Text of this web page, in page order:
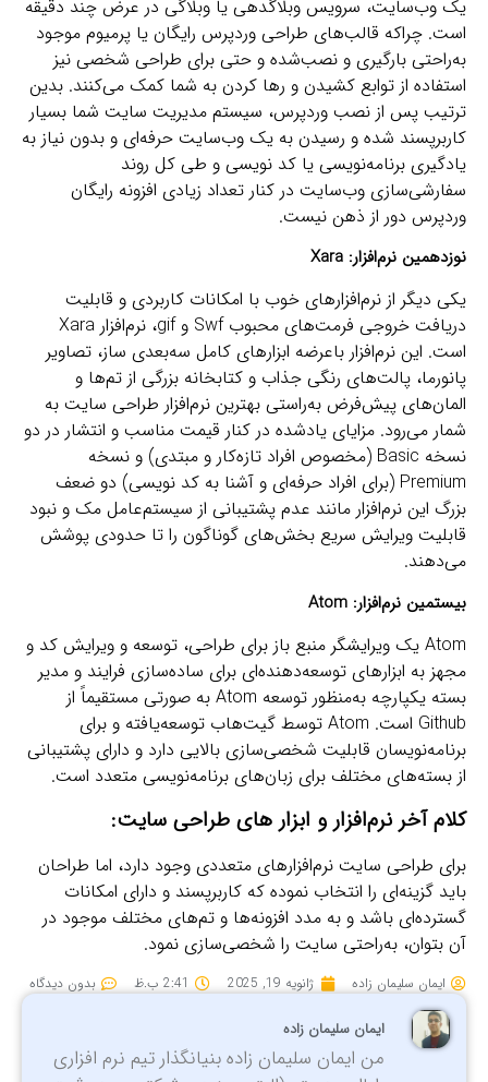
یک وب‌سایت، سرویس وبلاگدهی یا وبلاگی در عرض چند دقیقه
است. چراکه قالب‌های طراحی وردپرس رایگان یا پرمیوم موجود
به‌راحتی بارگیری و نصب‌شده و حتی برای طراحی شخصی نیز
استفاده از توابع کشیدن و رها کردن به شما کمک می‌کنند. بدین
ترتیب پس از نصب وردپرس، سیستم مدیریت سایت شما بسیار
کاربرپسند شده و رسیدن به یک وب‌سایت حرفه‌ای و بدون نیاز به
یادگیری برنامه‌نویسی یا کد نویسی و طی کل روند
سفارشی‌سازی وب‌سایت در کنار تعداد زیادی افزونه رایگان
وردپرس دور از ذهن نیست.
نوزدهمین نرم‌افزار: Xara
یکی دیگر از نرم‌افزارهای خوب با امکانات کاربردی و قابلیت
دریافت خروجی فرمت‌های محبوب Swf و gif، نرم‌افزار Xara
است. این نرم‌افزار باعرضه ابزارهای کامل سه‌بعدی ساز، تصاویر
پانورما، پالت‌های رنگی جذاب و کتابخانه بزرگی از تم‌ها و
المان‌های پیش‌فرض به‌راستی بهترین نرم‌افزار طراحی سایت به
شمار می‌رود. مزایای یادشده در کنار قیمت مناسب و انتشار در دو
نسخه Basic (مخصوص افراد تازه‌کار و مبتدی) و نسخه
Premium (برای افراد حرفه‌ای و آشنا به کد نویسی) دو ضعف‌
بزرگ این نرم‌افزار مانند عدم پشتیبانی از سیستم‌عامل مک و نبود
قابلیت ویرایش سریع بخش‌های گوناگون را تا حدودی پوشش
می‌دهند.
بیستمین نرم‌افزار: Atom
Atom یک ویرایشگر منبع باز برای طراحی، توسعه و ویرایش کد و
مجهز به ابزارهای توسعه‌دهنده‌ای برای ساده‌سازی فرایند و مدیر
بسته یکپارچه به‌منظور توسعه Atom به صورتی مستقیماً از
Github است. Atom توسط گیت‌هاب توسعه‌یافته و برای
برنامه‌نویسان قابلیت شخصی‌سازی بالایی دارد و دارای پشتیبانی
از بسته‌های مختلف برای زبان‌های برنامه‌نویسی متعدد است.
کلام آخر نرم‌افزار و ابزار های طراحی سایت:
برای طراحی سایت نرم‌افزارهای متعددی وجود دارد، اما طراحان
باید گزینه‌ای را انتخاب نموده که کاربرپسند و دارای امکانات
گسترده‌ای باشد و به مدد افزونه‌ها و تم‌های مختلف موجود در
آن بتوان، به‌راحتی سایت را شخصی‌سازی نمود.
ایمان سلیمان زاده ژانویه 19, 2025 2:41 ب.ظ بدون دیدگاه
ایمان سلیمان زاده
من ایمان سلیمان زاده بنیانگذار تیم نرم افزاری